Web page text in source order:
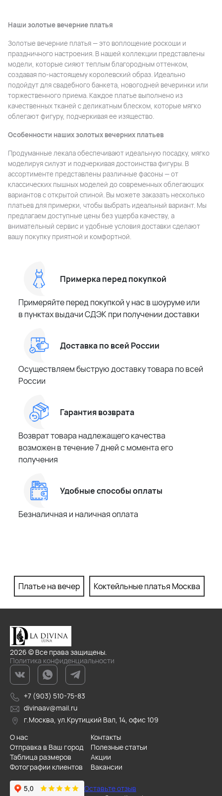
Наши золотые вечерние платья
Золотые вечерние платья — это воплощение роскоши и
праздничного настроения. В нашей коллекции представлены
модели, которые сияют теплым благородным оттенком,
создавая по-настоящему королевский образ. Идеально
подойдут для свадебного банкета, новогодней вечеринки или
торжественного приема. Каждое платье выполнено из
качественных тканей с деликатным блеском, которые мягко
облегают фигуру, подчеркивая ее изящество.
Особенности наших золотых вечерних платьев
Продуманные лекала обеспечивают идеальную посадку, мягко
моделируя силуэт и подчеркивая достоинства фигуры. В
ассортименте представлены различные фасоны — от
классических пышных моделей до современных облегающих
вариантов с открытой спиной. Вы можете заказать несколько
платьев для примерки, чтобы выбрать идеальный вариант. Мы
предлагаем доступные цены без ущерба качеству, а
внимательный сервис и удобные условия доставки сделают
вашу покупку приятной и комфортной.
Примерка перед покупкой
Примеряйте перед покупкой у нас в шоуруме или
в пунктах выдачи СДЭК при получении доставки
Доставка по всей России
Осуществляем быструю доставку товара по всей
России
Гарантия возврата
Возврат товара надлежащего качества
возможен в течение 7 дней с момента его
получения
Удобные способы оплаты
Безналичная и наличная оплата
Платье на вечер Коктейльные платья Москва
2026 © Все права защищены.
Политика конфиденциальности
+7 (903) 510-75-83
divinaav@mail.ru
г.Москва, ул.Крутицкий Вал, 14, офис 109
О нас
Контакты
Отправка в Ваш город
Полезные статьи
Таблица размеров
Акции
Фотографии клиентов
Вакансии
Оставьте отзыв